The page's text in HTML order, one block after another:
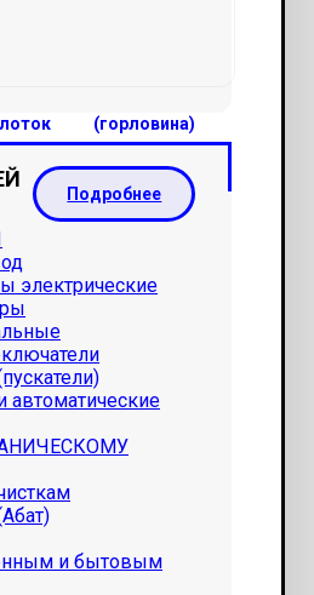
(горловина)
Подробнее
электрические
автоматические
и бытовым